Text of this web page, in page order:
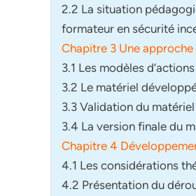
2.2 La situation
formateur en sécurité
Chapitre 3 Une
3.1 Les modèles
3.2 Le matériel
3.3 Validation du
3.4 La version finale du
Chapitre 4
4.1 Les considérations
4.2 Présentation du